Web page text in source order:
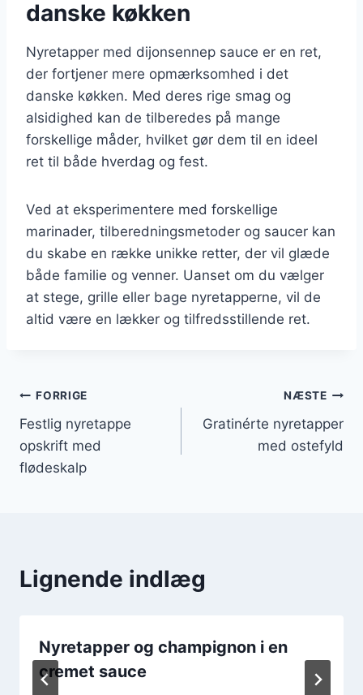
danske køkken
Nyretapper med dijonsennep sauce er en ret,
der fortjener mere opmærksomhed i det
danske køkken. Med deres rige smag og
alsidighed kan de tilberedes på mange
forskellige måder, hvilket gør dem til en ideel
ret til både hverdag og fest.
Ved at eksperimentere med forskellige
marinader, tilberedningsmetoder og saucer kan
du skabe en række unikke retter, der vil glæde
både familie og venner. Uanset om du vælger
at stege, grille eller bage nyretapperne, vil de
altid være en lækker og tilfredsstillende ret.
Indlægsnavigation
FORRIGE
Festlig nyretappe
opskrift med
flødeskalp
NÆSTE
Gratinérte nyretapper
med ostefyld
Lignende indlæg
Nyretapper og champignon i en
cremet sauce